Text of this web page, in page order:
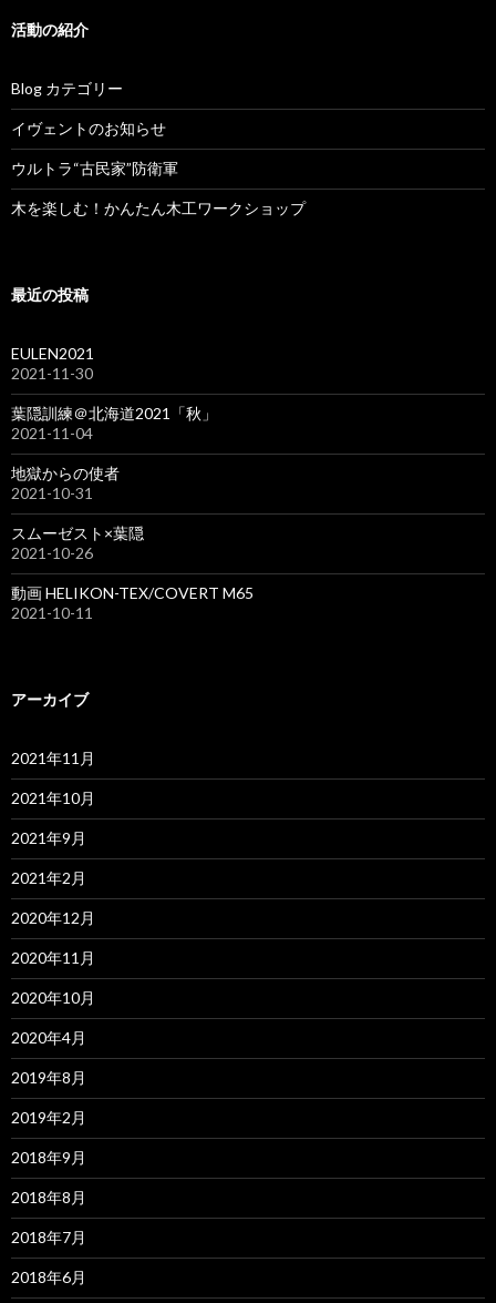
活動の紹介
Blog カテゴリー
イヴェントのお知らせ
ウルトラ“古民家”防衛軍
木を楽しむ！かんたん木工ワークショップ
最近の投稿
EULEN2021
2021-11-30
葉隠訓練＠北海道2021「秋」
2021-11-04
地獄からの使者
2021-10-31
スムーゼスト×葉隠
2021-10-26
動画 HELIKON-TEX/COVERT M65
2021-10-11
アーカイブ
2021年11月
2021年10月
2021年9月
2021年2月
2020年12月
2020年11月
2020年10月
2020年4月
2019年8月
2019年2月
2018年9月
2018年8月
2018年7月
2018年6月